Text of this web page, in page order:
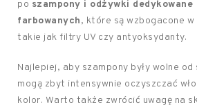
po szampony i odżywki dedykowane
farbowanych, które są wzbogacone w
takie jak filtry UV czy antyoksydanty.
Najlepiej, aby szampony były wolne
mogą zbyt intensywnie oczyszczać
kolor. Warto także zwrócić uwagę na